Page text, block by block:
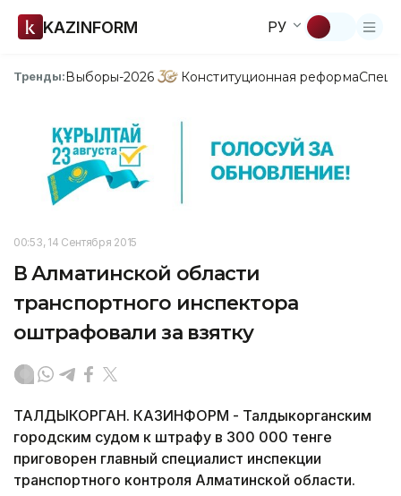
KAZINFORM РУ
Тренды:Выборы-2026 Конституционная реформа
00:53, 14 Сентября 2015
В Алматинской области
транспортного инспектора
оштрафовали за взятку
ТАЛДЫКОРГАН. КАЗИНФОРМ - Талдыкорганским
городским судом к штрафу в 300 000 тенге
приговорен главный специалист инспекции
транспортного контроля Алматинской области.